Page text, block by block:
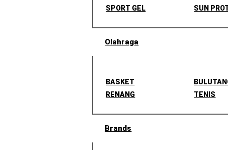
SPORT GEL
SUN
Olahraga
BASKET
RENANG
TENIS
Brands